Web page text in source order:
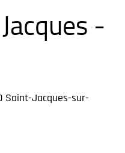
-
Saint-Jacques-sur-